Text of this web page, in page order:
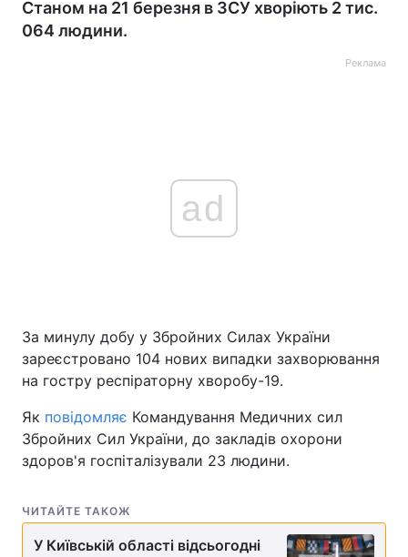
Станом на 21 березня в ЗСУ хворіють 2 тис.
064 людини.
Реклама
ad
За минулу добу у Збройних Силах України
зареєстровано 104 нових випадки захворювання
на гостру респіраторну хворобу-19.
Як повідомляє Командування Медичних сил
Збройних Сил України, до закладів охорони
здоров'я госпіталізували 23 людини.
ЧИТАЙТЕ ТАКОЖ
У Київській області відсьогодні